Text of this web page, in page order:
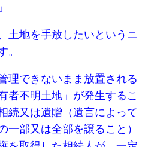
土地を手放したいというニ
。
理できないまま放置される
者不明土地」が発生するこ
続又は遺贈（遺言によって
一部又は全部を譲ること）